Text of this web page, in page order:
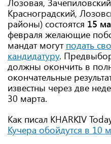
Лозовая,
Красноградский,
районы) состоятся 15
февраля желающие
мандат могут подать
кандидатуру.
должны окончить в
окончательные
известны через две
30 марта.
Как писал KHARKIV
Кучера обойдутся в 10